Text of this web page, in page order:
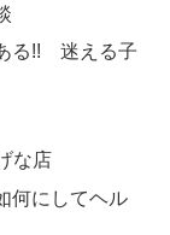
る!! 迷える子
な店
何にしてヘル